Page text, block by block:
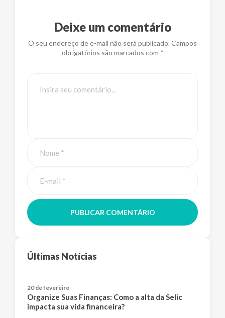
Deixe um comentário
O seu endereço de e-mail não será publicado. Campos
obrigatórios são marcados com *
PUBLICAR COMENTÁRIO
Últimas Notícias
20 de fevereiro
Organize Suas Finanças: Como a alta da Selic
impacta sua vida financeira?